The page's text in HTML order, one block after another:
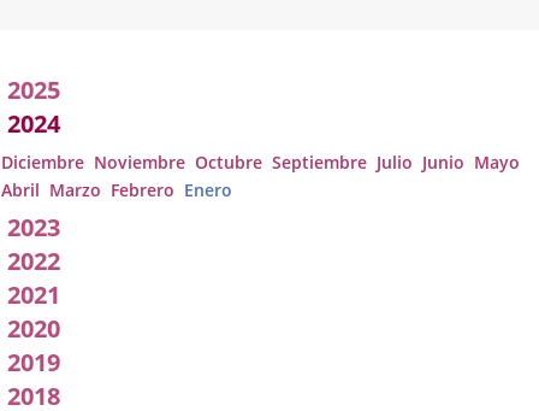
2025
2024
Diciembre Noviembre Octubre Septiembre Julio Junio Mayo
Abril Marzo Febrero Enero
2023
2022
2021
2020
2019
2018